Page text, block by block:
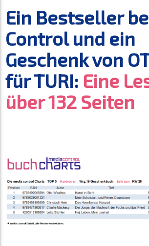
Ein Bestseller
Control und ein
Geschenk von
für TURI: Eine
über 132 Seiten